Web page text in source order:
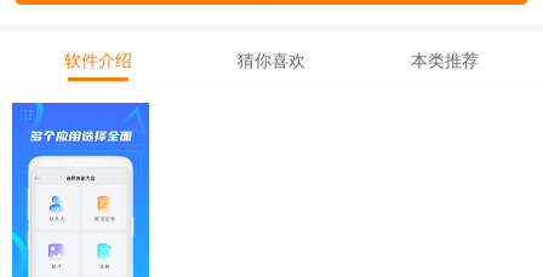
软件介绍 猜你喜欢 本类推荐